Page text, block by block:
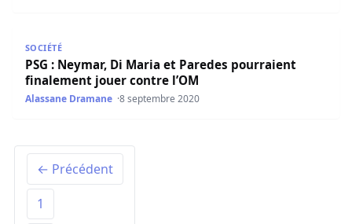
SOCIÉTÉ
PSG : Neymar, Di Maria et Paredes pourraient
finalement jouer contre l’OM
Alassane Dramane 8 septembre 2020
← Précédent
1